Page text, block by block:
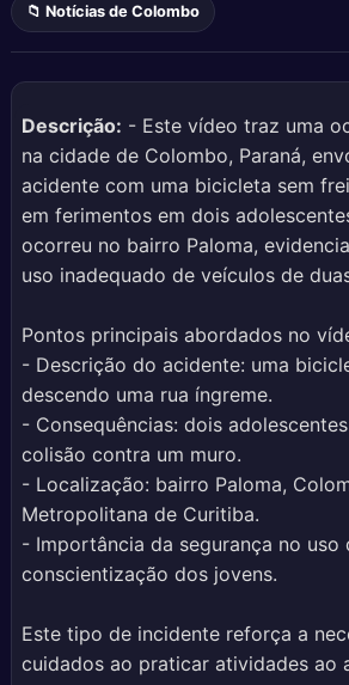
📁 Notícias de Colombo
Descrição: - Este vídeo traz uma
na cidade de Colombo, Paraná,
acidente com uma bicicleta sem
em ferimentos em dois
ocorreu no bairro Paloma,
uso inadequado de veículos de
Pontos principais abordados no
- Descrição do acidente: uma
descendo uma rua íngreme.
- Consequências: dois
colisão contra um muro.
- Localização: bairro Paloma,
Metropolitana de Curitiba.
- Importância da segurança no uso
conscientização dos jovens.
Este tipo de incidente reforça a
cuidados ao praticar atividades ao